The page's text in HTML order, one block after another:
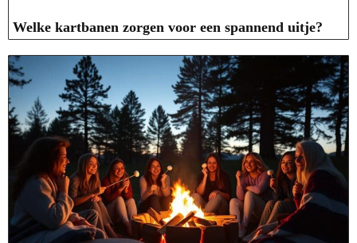
Welke kartbanen zorgen voor een spannend uitje?